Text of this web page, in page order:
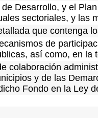
Desarrollo, y el
sectoriales, y las
que contenga
de
así como, en
colaboración
y de las
Fondo en la Ley